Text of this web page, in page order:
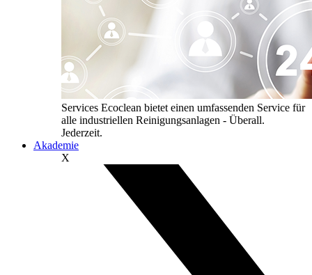
Services Ecoclean bietet einen umfassenden Service für
alle industriellen Reinigungsanlagen - Überall.
Jederzeit.
Akademie
X